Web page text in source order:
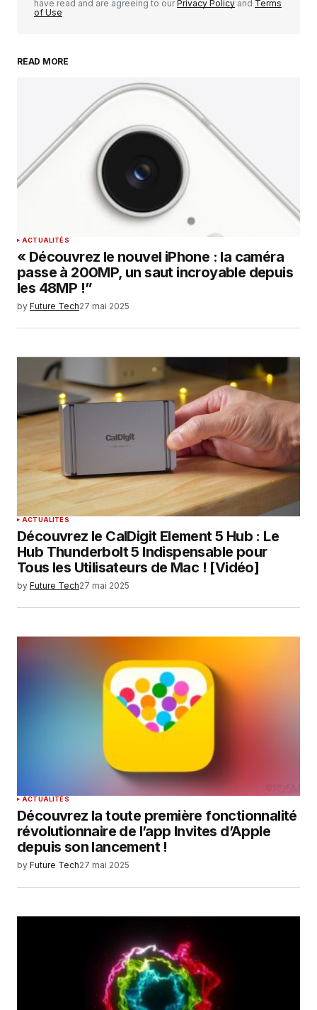
Your Name
Your E-mail*
Enregistrer mon nom, mon e-mail et mon
site dans le navigateur pour mon prochain
commentaire.
SUBMIT COMMENT
have read and are agreeing to our Privacy Policy and Terms
of Use
READ MORE
ACTUALITÉS
« Découvrez le nouvel iPhone : la caméra
passe à 200MP, un saut incroyable depuis
les 48MP !”
by Future Tech27 mai 2025
ACTUALITÉS
Découvrez le CalDigit Element 5 Hub : Le
Hub Thunderbolt 5 Indispensable pour
Tous les Utilisateurs de Mac ! [Vidéo]
by Future Tech27 mai 2025
ACTUALITÉS
Découvrez la toute première fonctionnalité
révolutionnaire de l’app Invites d’Apple
depuis son lancement !
by Future Tech27 mai 2025